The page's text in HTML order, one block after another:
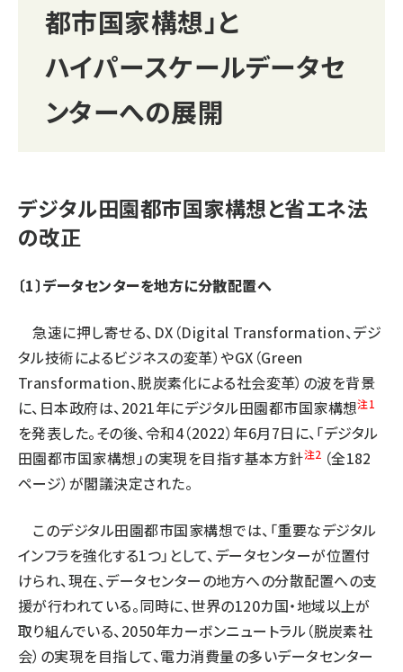
都市国家構想」と
ハイパースケールデータセ
ンターへの展開
デジタル田園都市国家構想と省エネ法
の改正
〔1〕データセンターを地方に分散配置へ
急速に押し寄せる、DX（Digital Transformation、デジ
タル技術によるビジネスの変革）やGX（Green
Transformation、脱炭素化による社会変革）の波を背景
に、日本政府は、2021年にデジタル田園都市国家構想注1
を発表した。その後、令和4（2022）年6月7日に、「デジタル
田園都市国家構想」の実現を目指す基本方針注2 （全182
ページ）が閣議決定された。
このデジタル田園都市国家構想では、「重要なデジタル
インフラを強化する1つ」として、データセンターが位置付
けられ、現在、データセンターの地方への分散配置への支
援が行われている。同時に、世界の120カ国・地域以上が
取り組んでいる、2050年カーボンニュートラル（脱炭素社
会）の実現を目指して、電力消費量の多いデータセンター